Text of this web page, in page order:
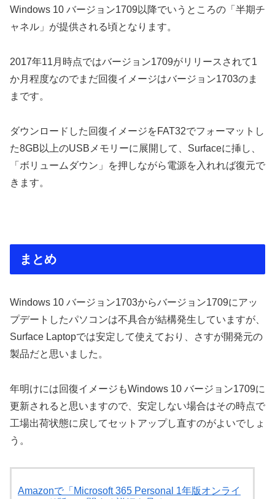
Windows 10 バージョン1709以降でいうところの「半期チ
ャネル」が提供される頃となります。
2017年11月時点ではバージョン1709がリリースされて1
か月程度なのでまだ回復イメージはバージョン1703のま
まです。
ダウンロードした回復イメージをFAT32でフォーマットし
た8GB以上のUSBメモリーに展開して、Surfaceに挿し、
「ボリュームダウン」を押しながら電源を入れれば復元で
きます。
まとめ
Windows 10 バージョン1703からバージョン1709にアッ
プデートしたパソコンは不具合が結構発生していますが、
Surface Laptopでは安定して使えており、さすが開発元の
製品だと思いました。
年明けには回復イメージもWindows 10 バージョン1709に
更新されると思いますので、安定しない場合はその時点で
工場出荷状態に戻してセットアップし直すのがよいでしょ
う。
Amazonで「Microsoft 365 Personal 1年版オンライ